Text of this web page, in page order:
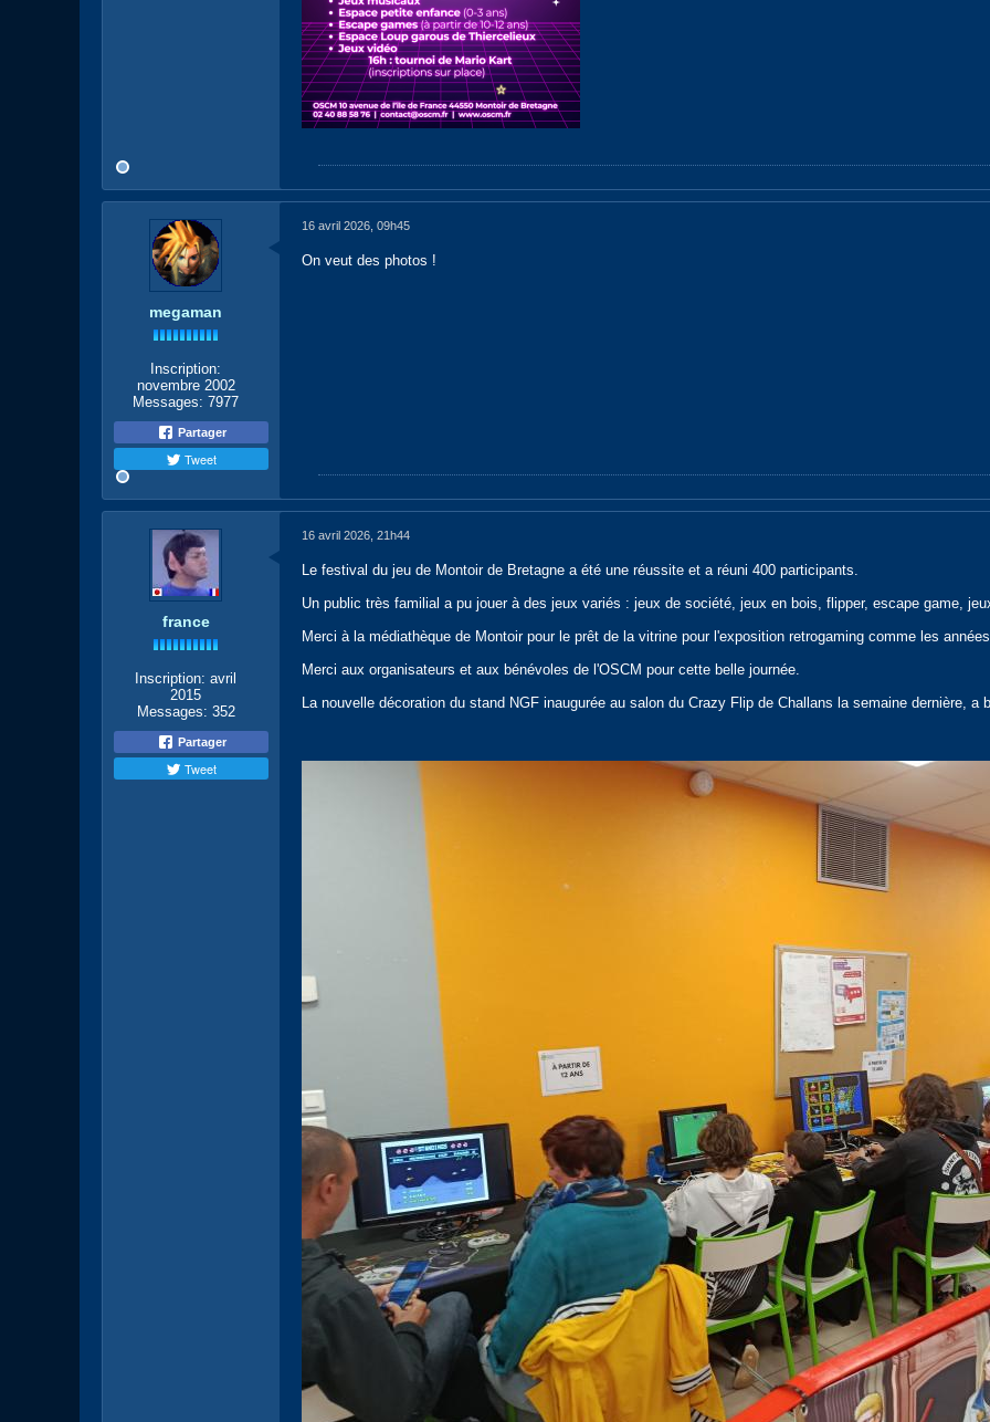
megaman
Inscription:
novembre 2002
Messages: 7977
Partager
Tweet
16 avril 2026, 09h45
On veut des photos !
france
Inscription: avril
2015
Messages: 352
Partager
Tweet
16 avril 2026, 21h44
Le festival du jeu de Montoir de Bretagne a été une réussite et a réuni 400 participants.
Un public très familial a pu jouer à des jeux variés : jeux de société, jeux en bois, flipper, escape game,
Merci à la médiathèque de Montoir pour le prêt de la vitrine pour l'exposition retrogaming comme les
Merci aux organisateurs et aux bénévoles de l'OSCM pour cette belle journée.
La nouvelle décoration du stand NGF inaugurée au salon du Crazy Flip de Challans la semaine dernière,